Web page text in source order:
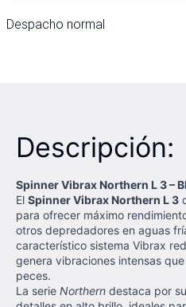
Despacho normal
Descripción:
Spinner Vibrax Northern L 3 –
El Spinner Vibrax Northern L 3
para ofrecer máximo
otros depredadores en aguas
característico sistema Vibrax
genera vibraciones intensas
peces.
La serie Northern destaca por